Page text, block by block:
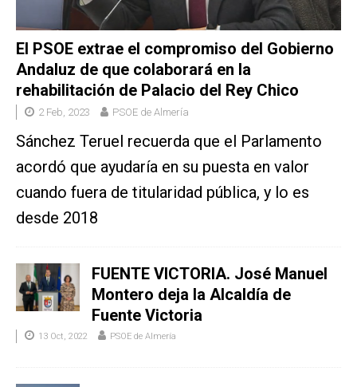
El PSOE extrae el compromiso del Gobierno
Andaluz de que colaborará en la
rehabilitación de Palacio del Rey Chico
2 Feb, 2023 PSOE de Almería
Sánchez Teruel recuerda que el Parlamento
acordó que ayudaría en su puesta en valor
cuando fuera de titularidad pública, y lo es
desde 2018
FUENTE VICTORIA. José Manuel
Montero deja la Alcaldía de
Fuente Victoria
13 Oct, 2022 PSOE de Almería